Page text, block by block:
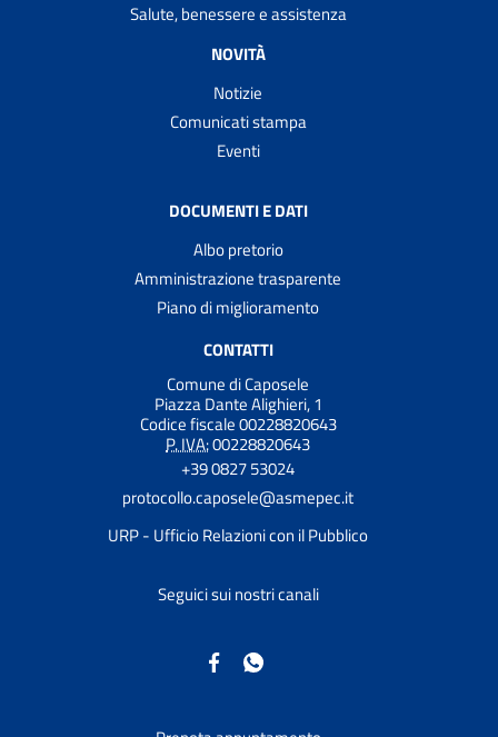
Salute, benessere e assistenza
NOVITÀ
Notizie
Comunicati stampa
Eventi
DOCUMENTI E DATI
Albo pretorio
Amministrazione trasparente
Piano di miglioramento
CONTATTI
Comune di Caposele
Piazza Dante Alighieri, 1
Codice fiscale 00228820643
P. IVA:00228820643
+39 0827 53024
protocollo.caposele@asmepec.it
URP - Ufficio Relazioni con il Pubblico
Seguici sui nostri canali